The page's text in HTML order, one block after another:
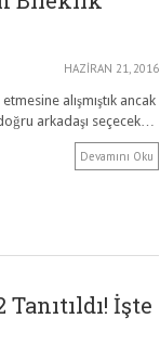
HAZIRAN 21, 2016
alışmıştık ancak
arkadaşı seçecek…
Devamını Oku
İşte